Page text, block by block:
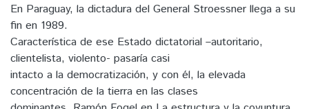
En Paraguay, la dictadura del General Stroessner llega a su
fin en 1989.
Característica de ese Estado dictatorial –autoritario,
clientelista, violento- pasaría casi
intacto a la democratización, y con él, la elevada
concentración de la tierra en las clases